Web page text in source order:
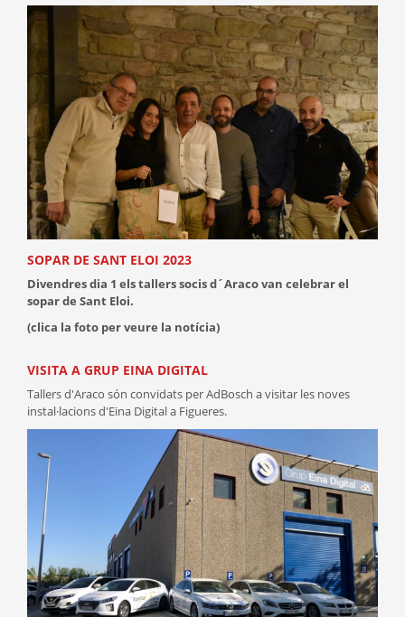
SOPAR DE SANT ELOI 2023
Divendres dia 1 els tallers socis d´Araco van celebrar el
sopar de Sant Eloi.
(clica la foto per veure la notícia)
VISITA A GRUP EINA DIGITAL
Tallers d'Araco són convidats per AdBosch a visitar les noves
instal·lacions d'Eina Digital a Figueres.